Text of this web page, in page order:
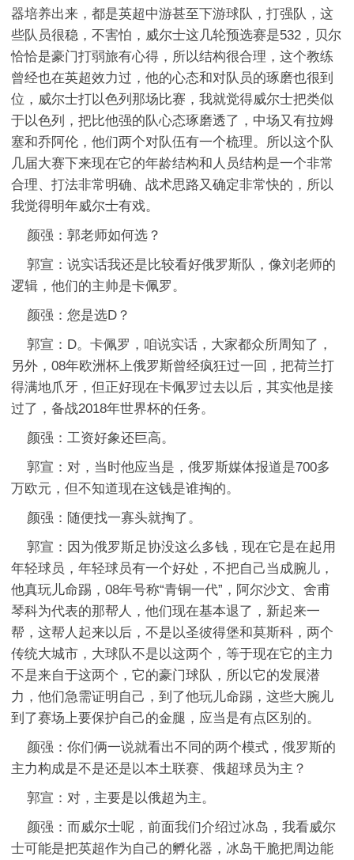
器培养出来，都是英超中游甚至下游球队，打强队，这
些队员很稳，不害怕，威尔士这几轮预选赛是532，贝尔
恰恰是豪门打弱旅有心得，所以结构很合理，这个教练
曾经也在英超效力过，他的心态和对队员的琢磨也很到
位，威尔士打以色列那场比赛，我就觉得威尔士把类似
于以色列，把比他强的队心态琢磨透了，中场又有拉姆
塞和乔阿伦，他们两个对队伍有一个梳理。所以这个队
几届大赛下来现在它的年龄结构和人员结构是一个非常
合理、打法非常明确、战术思路又确定非常快的，所以
我觉得明年威尔士有戏。
颜强：郭老师如何选？
郭宣：说实话我还是比较看好俄罗斯队，像刘老师的
逻辑，他们的主帅是卡佩罗。
颜强：您是选D？
郭宣：D。卡佩罗，咱说实话，大家都众所周知了，
另外，08年欧洲杯上俄罗斯曾经疯狂过一回，把荷兰打
得满地爪牙，但正好现在卡佩罗过去以后，其实他是接
过了，备战2018年世界杯的任务。
颜强：工资好象还巨高。
郭宣：对，当时他应当是，俄罗斯媒体报道是700多
万欧元，但不知道现在这钱是谁掏的。
颜强：随便找一寡头就掏了。
郭宣：因为俄罗斯足协没这么多钱，现在它是在起用
年轻球员，年轻球员有一个好处，不把自己当成腕儿，
他真玩儿命踢，08年号称“青铜一代”，阿尔沙文、舍甫
琴科为代表的那帮人，他们现在基本退了，新起来一
帮，这帮人起来以后，不是以圣彼得堡和莫斯科，两个
传统大城市，大球队不是以这两个，等于现在它的主力
不是来自于这两个，它的豪门球队，所以它的发展潜
力，他们急需证明自己，到了他玩儿命踢，这些大腕儿
到了赛场上要保护自己的金腿，应当是有点区别的。
颜强：你们俩一说就看出不同的两个模式，俄罗斯的
主力构成是不是还是以本土联赛、俄超球员为主？
郭宣：对，主要是以俄超为主。
颜强：而威尔士呢，前面我们介绍过冰岛，我看威尔
士可能是把英超作为自己的孵化器，冰岛干脆把周边能